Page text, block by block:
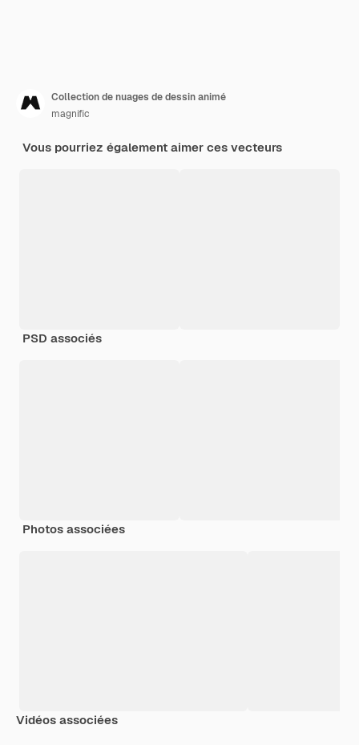
Collection de nuages de dessin animé
magnific
Vous pourriez également aimer ces vecteurs
PSD associés
Photos associées
Vidéos associées